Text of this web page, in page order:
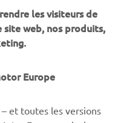
ses inspirations néo-
de Yamaha engage
collection de
particulièrement
légendaires de
les visiteurs de
web, nos produits,
Europe
et toutes les versions